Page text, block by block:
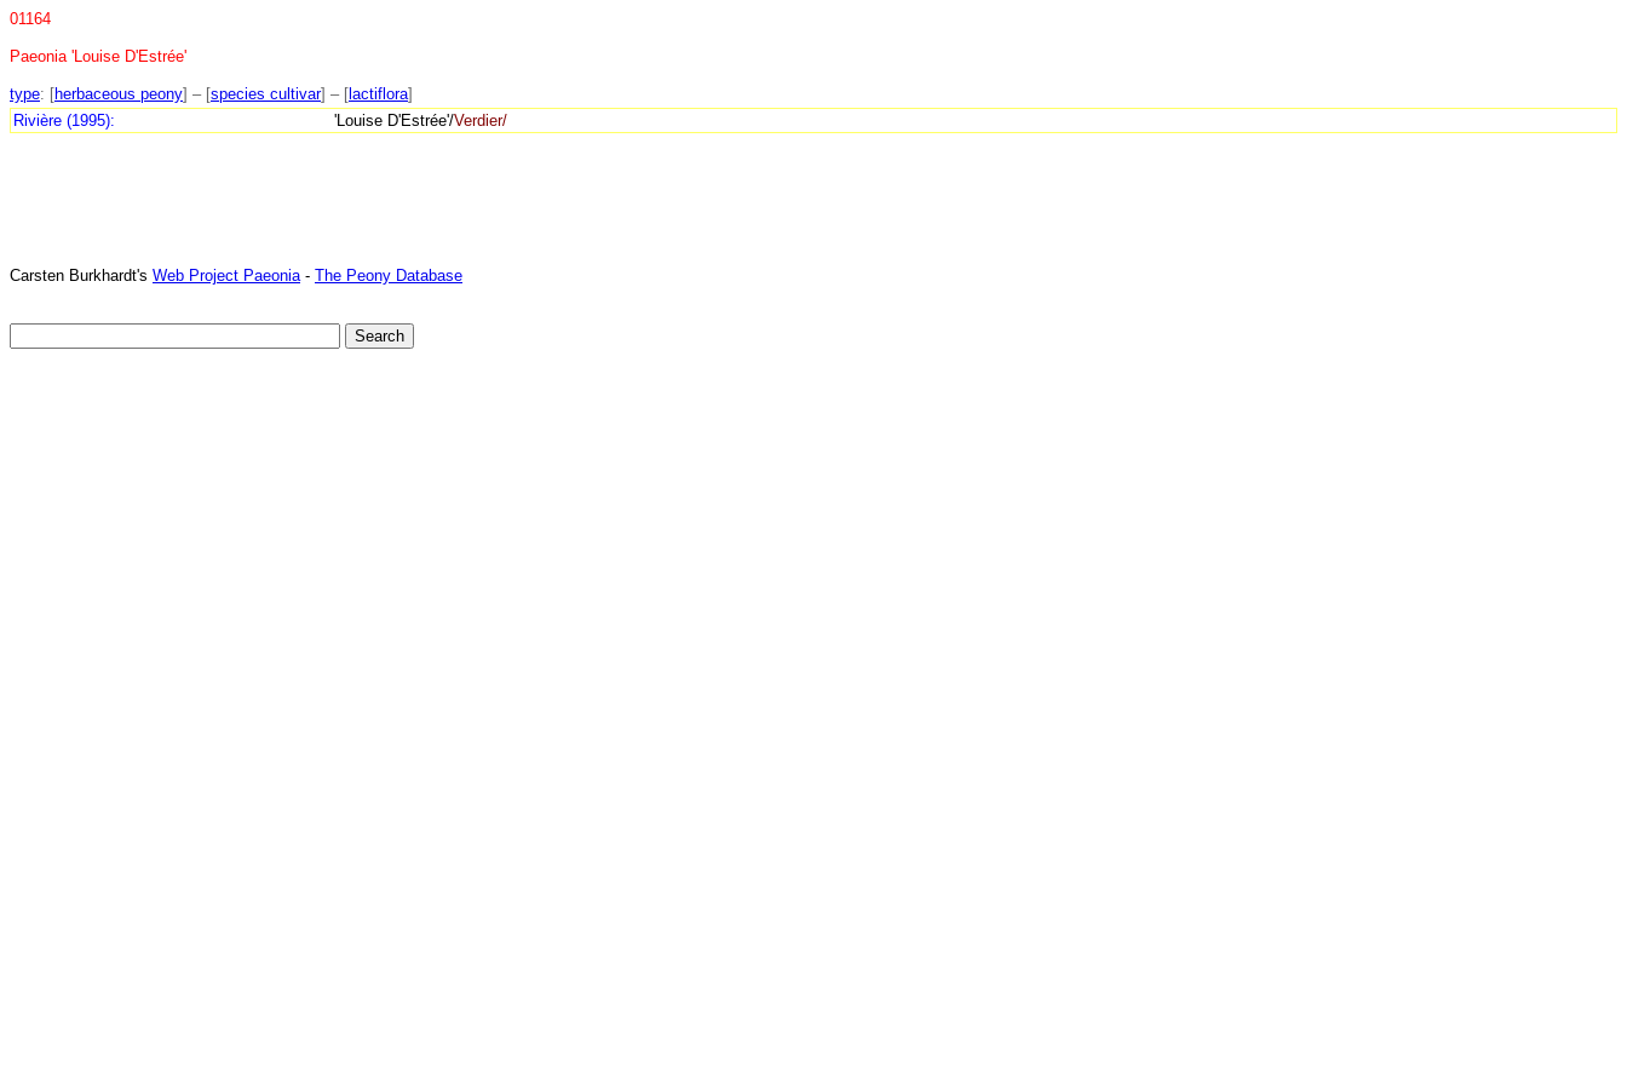
01164
Paeonia 'Louise D'Estrée'
type: [herbaceous peony] – [species cultivar] – [ lactiflora]
Rivière (1995):
'Louise D'Estrée'/Verdier/
Carsten Burkhardt's Web Project Paeonia - The Peony Database